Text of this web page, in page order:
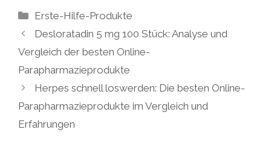
Kategorien
Erste-Hilfe-Produkte
Desloratadin 5 mg 100 Stück: Analyse und
Vergleich der besten Online-
Parapharmazieprodukte
Herpes schnell loswerden: Die besten Online-
Parapharmazieprodukte im Vergleich und
Erfahrungen